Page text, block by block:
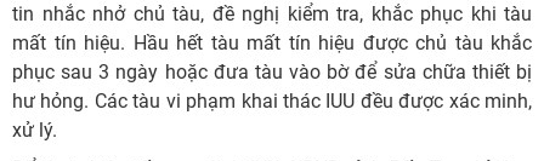
tin nhắc nhở chủ tàu, đề nghị kiểm tra, khắc phục khi tàu
mất tín hiệu. Hầu hết tàu mất tín hiệu được chủ tàu khắc
phục sau 3 ngày hoặc đưa tàu vào bờ để sửa chữa thiết bị
hư hỏng. Các tàu vi phạm khai thác IUU đều được xác minh,
xử lý.